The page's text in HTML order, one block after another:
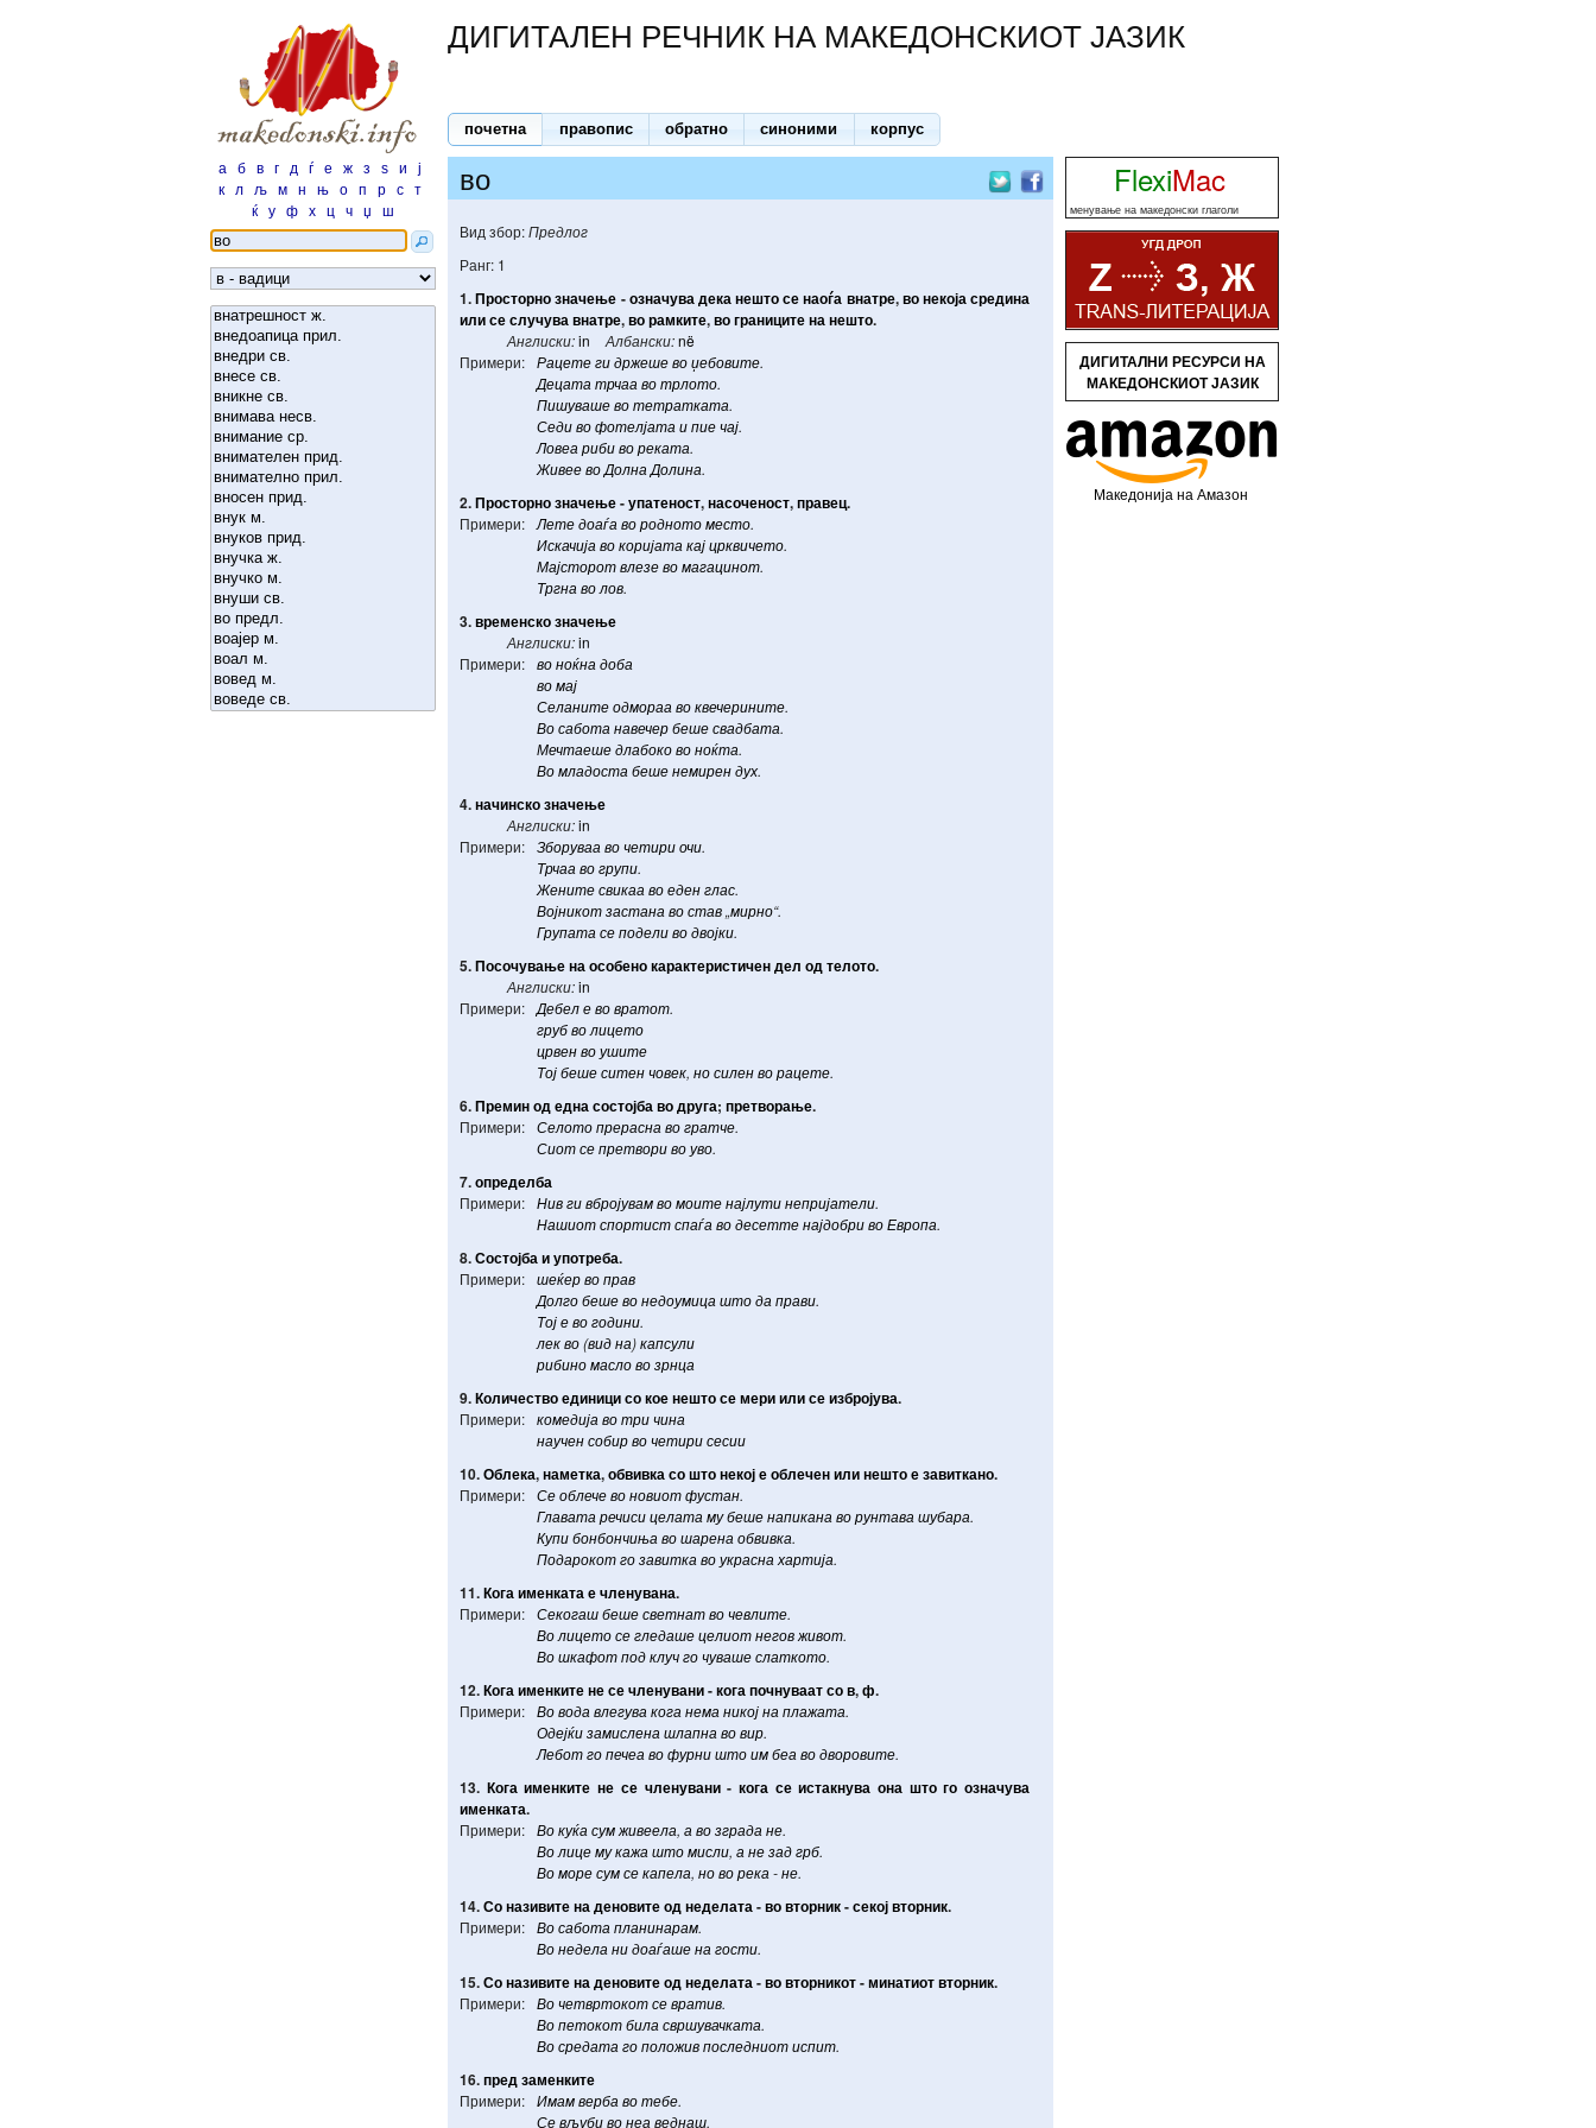
ДИГИТАЛЕН РЕЧНИК НА МАКЕДОНСКИОТ ЈАЗИК
почетна правопис обратно синоними корпус
а б в г д ѓ е ж з ѕ и ј
к
л љ м н њ о п р с т
ќ у ф х ц ч џ ш
во
Вид збор:Предлог
Ранг: 1
1.Просторнозначење -означувадеканештосенаоѓа внатре,вонекојасредина
илисеслучувавнатре,ворамките,вограницитенанешто.
Англиски:in Албански:në
Примери: Рацетегидржешевоџебовите.
Децата трчаа вотрлото.
Пишувашевотетратката.
Седивофотелјата ипиечај.
Ловеа рибивореката.
ЖивеевоДолна Долина.
2.Просторнозначење-упатеност,насоченост,правец.
Примери: Летедоаѓа вороднотоместо.
Искачија вокоријата кајцрквичето.
Мајсторотвлезевомагацинот.
Тргна волов.
3.временскозначење
Англиски:in
Примери: воноќна доба
вомај
Селанитеодмораа воквечерините.
Восабота навечербешесвадбата.
Мечтаешедлабоковоноќта.
Вомладоста бешенемирендух.
4.начинскозначење
Англиски:in
Примери: Зборуваа вочетириочи.
Трчаа вогрупи.
Женитесвикаа воеденглас.
Војникотзастана востав„мирно“.
Групата сеподеливодвојки.
5.Посочувањенаособенокарактеристичендел одтелото.
Англиски:in
Примери: Дебелевовратот.
грубволицето
црвенвоушите
Тојбешеситенчовек, носиленворацете.
6.Преминодеднасостојбаводруга; претворање.
Примери: Селотопрерасна вогратче.
Сиотсепретворивоуво.
7.определба
Примери: Нивгивбројувамвомоитенајлутинепријатели.
Нашиотспортистспаѓа водесеттенајдобривоЕвропа.
8.Состојбаиупотреба.
Примери: шеќервоправ
Долгобешевонедоумица штода прави.
Тојевогодини.
лекво(видна)капсули
рибиномасловозрнца
9.Количествоединицисокоенештосемериилисеизбројува.
Примери: комедија вотричина
наученсобирвочетирисесии
10.Облека,наметка,обвивкасоштонекојеоблеченилинештоезавиткано.
Примери: Сеоблечевоновиотфустан.
Главата речисицелата мубешенапикана ворунтава шубара.
Купибонбончиња вошарена обвивка.
Подарокотгозавитка воукрасна хартија.
11.Когаименкатаечленувана.
Примери: Секогашбешесветнатвочевлите.
Волицетосегледашецелиотнеговживот.
Вошкафотподклучгочувашеслаткото.
12.Когаименкитенесечленувани-когапочнуваатсов,ф.
Примери: Вовода влегува кога нема никојна плажата.
Одејќизамислена шлапна вовир.
Леботгопечеа вофурништоимбеа водворовите.
13. Кога именките не се членувани- кога се истакнува она што го означува
именката.
Примери: Вокуќа сумживеела, а возграда не.
Волицемукажа штомисли, а незадгрб.
Воморесумсекапела, новорека -не.
14.Соназивитенаденовитеоднеделата-вовторник-секојвторник.
Примери: Восабота планинарам.
Вонедела нидоаѓашена гости.
15.Соназивитенаденовитеоднеделата-вовторникот-минатиотвторник.
Примери: Вочетвртокотсевратив.
Вопетокотбила свршувачката.
Восредата гоположивпоследниотиспит.
16.предзаменките
Примери: Имамверба вотебе.
Севљубивонеа веднаш.
FlexiMac
менување на македонски глаголи
ДИГИТАЛНИ РЕСУРСИ НА
МАКЕДОНСКИОТ ЈАЗИК
Македонија на Амазон